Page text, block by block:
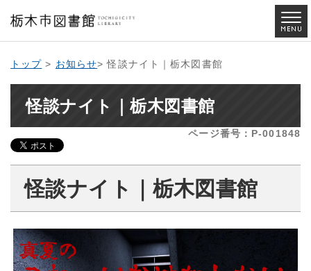
トップ > お知らせ> 怪談ナイト｜栃木図書館
怪談ナイト｜栃木図書館
ページ番号：P-001848
怪談ナイト｜栃木図書館